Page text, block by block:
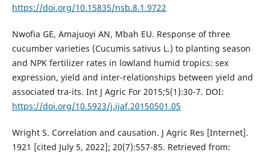
https://doi.org/10.15835/nsb.8.1.9722
Nwofia GE, Amajuoyi AN, Mbah EU. Response of three
cucumber varieties (Cucumis sativus L.) to planting season
and NPK fertilizer rates in lowland humid tropics: sex
expression, yield and inter-relationships between yield and
associated tra-its. Int J Agric For 2015;5(1):30-7. DOI:
https://doi.org/10.5923/j.ijaf.20150501.05
Wright S. Correlation and causation. J Agric Res [Internet].
1921 [cited July 5, 2022]; 20(7):557-85. Retrieved from: